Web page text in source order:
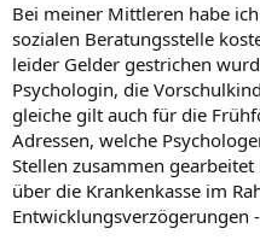
Bei meiner Mittleren habe
sozialen Beratungsstelle
leider Gelder gestrichen
Psychologin, die
gleiche gilt auch für die
Adressen, welche
Stellen zusammen
über die Krankenkasse im
Entwicklungsverzögerungen